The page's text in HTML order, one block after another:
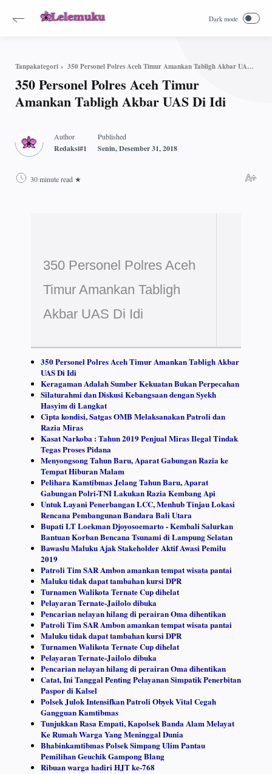
Tanpakategori 350 Personel Polres Aceh Timur Amankan Tabligh Akbar UAS Di Idi
350 Personel Polres Aceh Timur
Amankan Tabligh Akbar UAS Di Idi
30 minute read
350 Personel Polres Aceh
Timur Amankan Tabligh
Akbar UAS Di Idi
350 Personel Polres Aceh Timur Amankan Tabligh Akbar
UAS Di Idi
Keragaman Adalah Sumber Kekuatan Bukan Perpecahan
Silaturahmi dan Diskusi Kebangsaan dengan Syekh
Hasyim di Langkat
Cipta kondisi, Satgas OMB Melaksanakan Patroli dan
Razia Miras
Kasat Narkoba : Tahun 2019 Penjual Miras Ilegal Tindak
Tegas Proses Pidana
Menyongsong Tahun Baru, Aparat Gabungan Razia ke
Tempat Hiburan Malam
Pelihara Kamtibmas Jelang Tahun Baru, Aparat
Gabungan Polri-TNI Lakukan Razia Kembang Api
Untuk Layani Penerbangan LCC, Menhub Tinjau Lokasi
Rencana Pembangunan Bandara Bali Utara
Bupati LT Loekman Djoyosoemarto - Kembali Salurkan
Bantuan Korban Bencana Tsunami di Lampung Selatan
Bawaslu Maluku Ajak Stakeholder Aktif Awasi Pemilu
2019
Patroli Tim SAR Ambon amankan tempat wisata pantai
Maluku tidak dapat tambahan kursi DPR
Turnamen Walikota Ternate Cup dihelat
Pelayaran Ternate-Jailolo dibuka
Pencarian nelayan hilang di perairan Oma dihentikan
Patroli Tim SAR Ambon amankan tempat wisata pantai
Maluku tidak dapat tambahan kursi DPR
Turnamen Walikota Ternate Cup dihelat
Pelayaran Ternate-Jailolo dibuka
Pencarian nelayan hilang di perairan Oma dihentikan
Catat, Ini Tanggal Penting Pelayanan Simpatik Penerbitan
Paspor di Kalsel
Polsek Julok Intensifkan Patroli Obyek Vital Cegah
Gangguan Kamtibmas
Tunjukkan Rasa Empati, Kapolsek Banda Alam Melayat
Ke Rumah Warga Yang Meninggal Dunia
Bhabinkamtibmas Polsek Simpang Ulim Pantau
Pemilihan Geuchik Gampong Blang
Ribuan warga hadiri HJT ke-768